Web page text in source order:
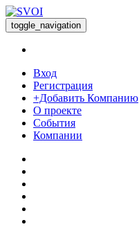
toggle_navigation
Вход
Регистрация
+Добавить Компанию
О проекте
События
Компании